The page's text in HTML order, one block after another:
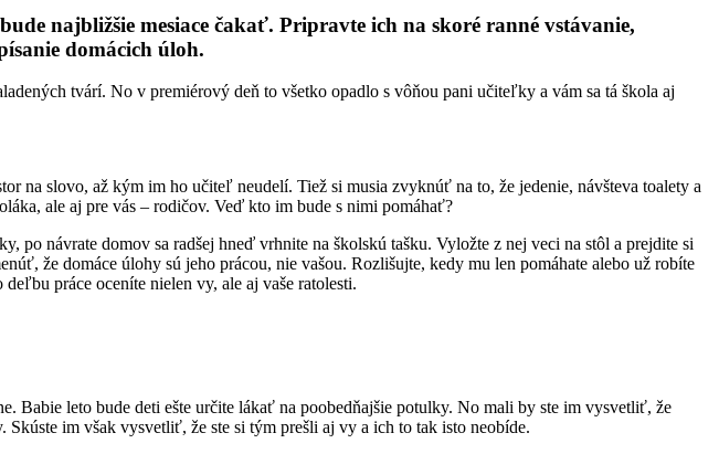
najbližšie mesiace čakať. Pripravte ich na skoré ranné vstávanie,
domácich úloh.
tvárí. No v premiérový deň to všetko opadlo s vôňou pani učiteľky a vám sa tá škola aj
na slovo, až kým im ho učiteľ neudelí. Tiež si musia zvyknúť na to, že jedenie, návšteva toalety a
ale aj pre vás – rodičov. Veď kto im bude s nimi pomáhať?
po návrate domov sa radšej hneď vrhnite na školskú tašku. Vyložte z nej veci na stôl a prejdite si
že domáce úlohy sú jeho prácou, nie vašou. Rozlišujte, kedy mu len pomáhate alebo už robíte
práce oceníte nielen vy, ale aj vaše ratolesti.
Babie leto bude deti ešte určite lákať na poobedňajšie potulky. No mali by ste im vysvetliť, že
im však vysvetliť, že ste si tým prešli aj vy a ich to tak isto neobíde.